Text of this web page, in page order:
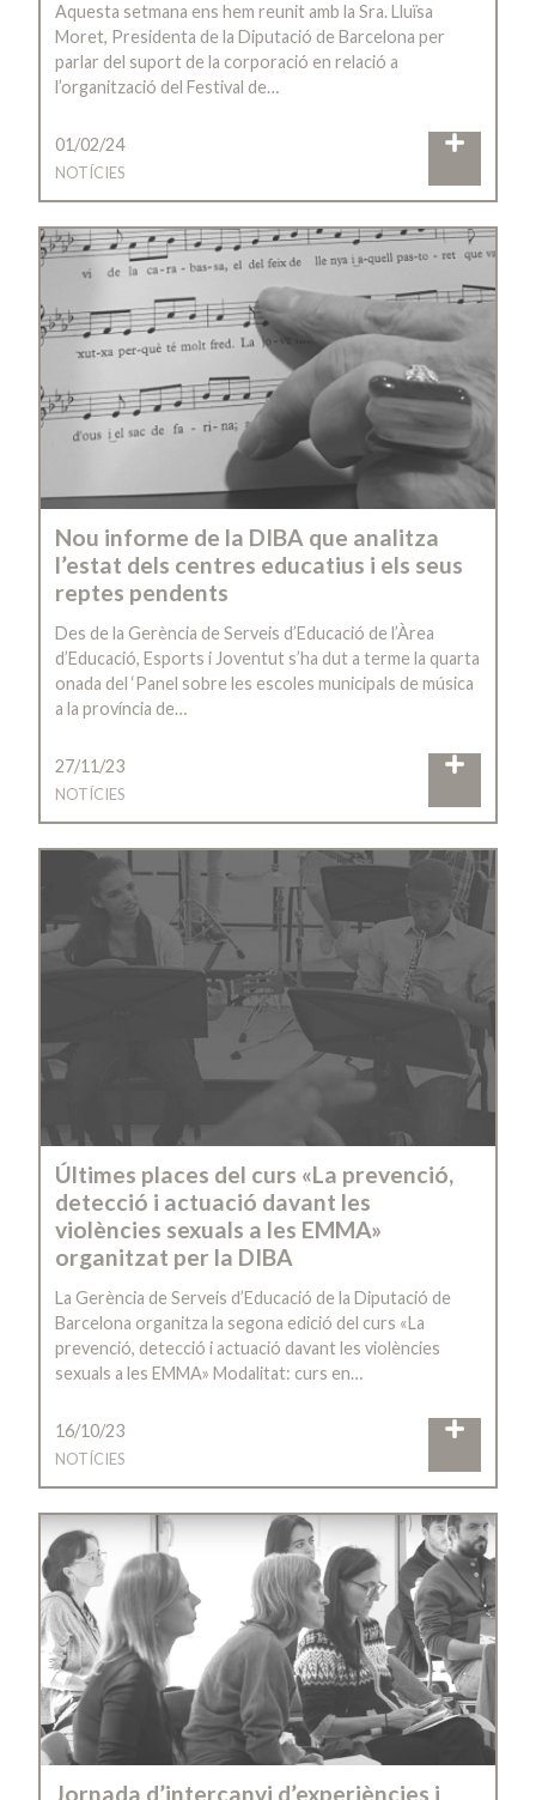
Aquesta setmana ens hem reunit amb la Sra. Lluïsa
Moret, Presidenta de la Diputació de Barcelona per
parlar del suport de la corporació en relació a
l’organització del Festival de…
01/02/24
NOTÍCIES
Nou informe de la DIBA que analitza
l’estat dels centres educatius i els seus
reptes pendents
Des de la Gerència de Serveis d’Educació de l’Àrea
d’Educació, Esports i Joventut s’ha dut a terme la quarta
onada del ‘Panel sobre les escoles municipals de música
a la província de…
27/11/23
NOTÍCIES
Últimes places del curs «La prevenció,
detecció i actuació davant les
violències sexuals a les EMMA»
organitzat per la DIBA
La Gerència de Serveis d’Educació de la Diputació de
Barcelona organitza la segona edició del curs «La
prevenció, detecció i actuació davant les violències
sexuals a les EMMA» Modalitat: curs en…
16/10/23
NOTÍCIES
Jornada d’intercanvi d’experiències i